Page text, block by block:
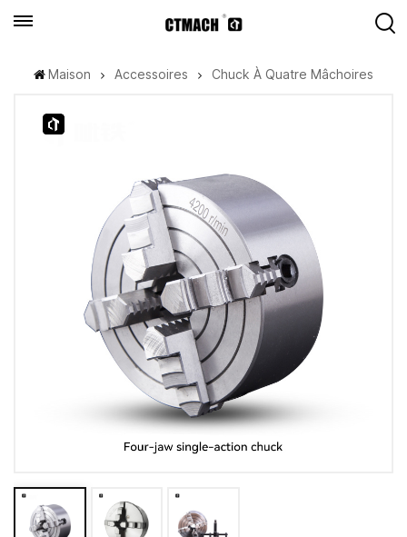
Maison Accessoires Chuck À Quatre Mâchoires